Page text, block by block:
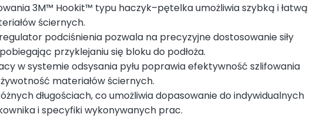
3M™ Hookit™ typu haczyk–pętelka umożliwia szybką i łatwą
ściernych.
podciśnienia pozwala na precyzyjne dostosowanie siły
przyklejaniu się bloku do podłoża.
w systemie odsysania pyłu poprawia efektywność szlifowania
żywotność materiałów ściernych.
długościach, co umożliwia dopasowanie do indywidualnych
i specyfiki wykonywanych prac.